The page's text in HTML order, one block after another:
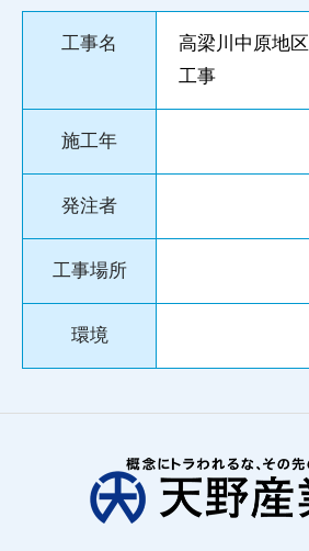
工事名
高梁川中原地
工事
施工年
発注者
工事場所
環境